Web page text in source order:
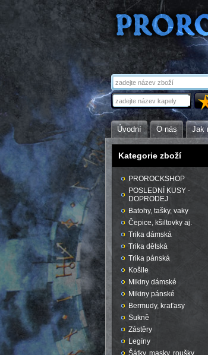
Úvodní O nás Jak
Kategorie zboží
PROROCKSHOP
POSLEDNÍ KUSY -
DOPRODEJ
Batohy, tašky, vaky
Čepice, kšiltovky aj.
Trika dámská
Trika dětská
Trika pánská
Košile
Mikiny dámské
Mikiny pánské
Bermudy, kraťasy
Sukně
Zástěry
Legíny
Šátky, masky, roušky